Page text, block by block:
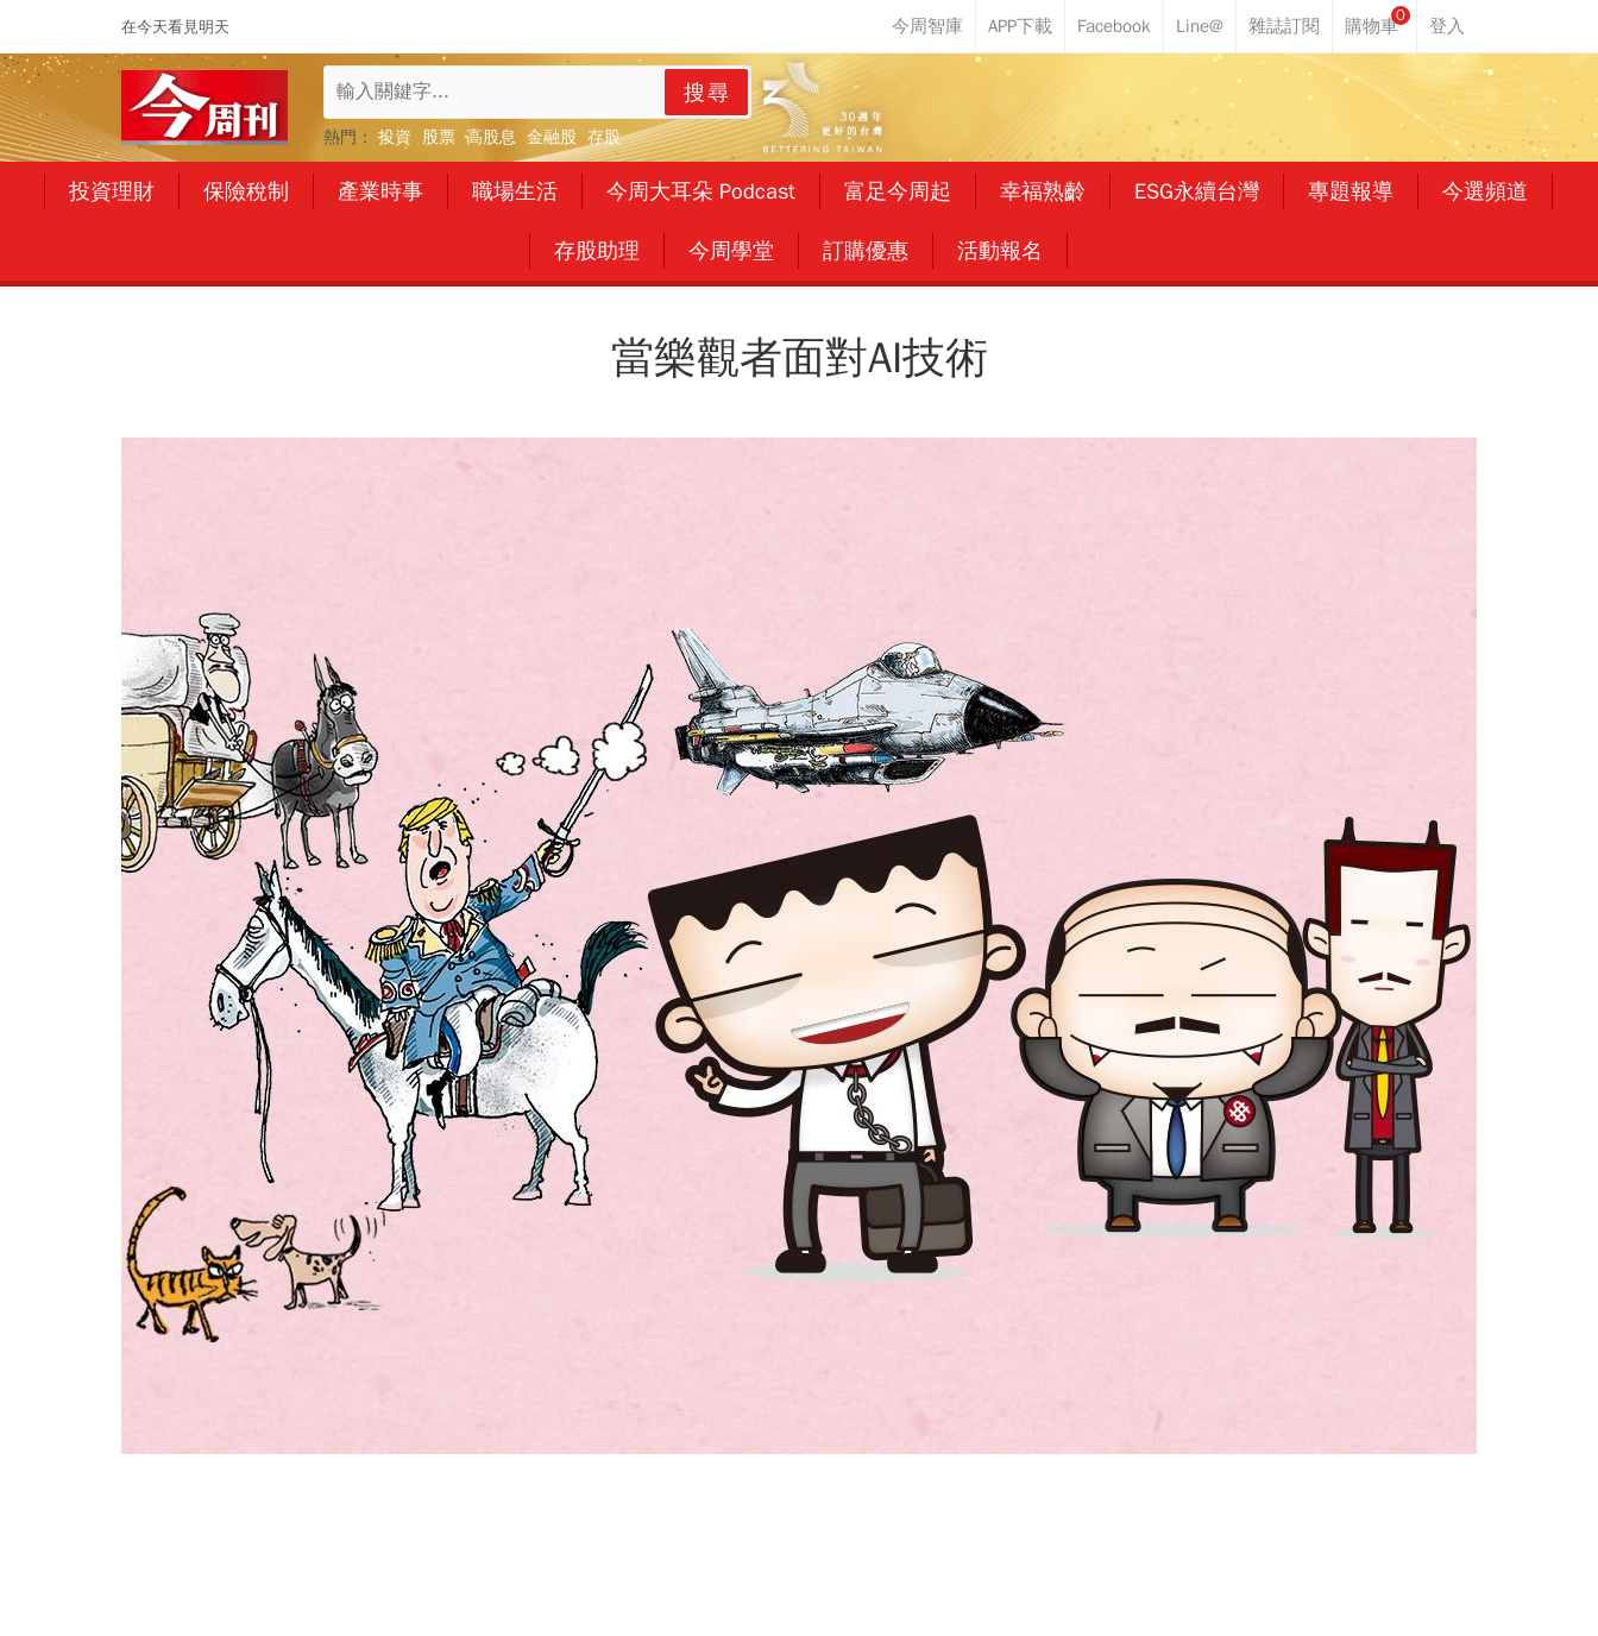
在今天看見明天
0
搜尋
熱門： 投資 股票 高股息 金融股 存股
投資理財 保險稅制 產業時事 職場生活 今周大耳朵 Podcast 富足今周起 幸福熟齡 ESG永續台灣 專題報導 今選頻道
存股助理 今周學堂 訂購優惠 活動報名
當樂觀者面對AI技術